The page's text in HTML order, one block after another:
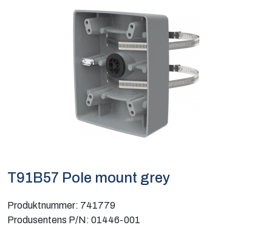
T91B57 Pole mount grey
Produktnummer: 741779
Produsentens P/N: 01446-001
Software og analyse
Sikkerhet og overvåkning
Software og analyse
Kurs og eventer